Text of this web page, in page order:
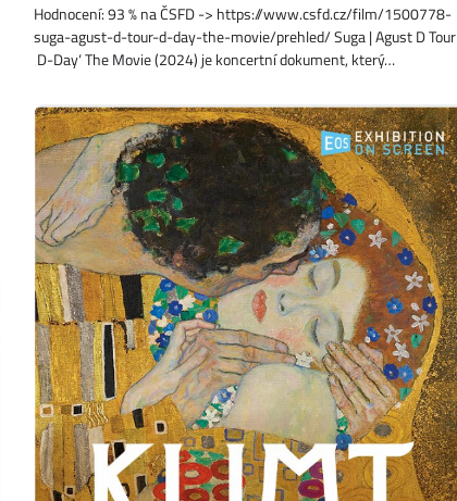
Hodnocení: 93 % na ČSFD -> https://www.csfd.cz/film/1500778-
suga-agust-d-tour-d-day-the-movie/prehled/ Suga | Agust D Tour
‚D-Day‘ The Movie (2024) je koncertní dokument, který…